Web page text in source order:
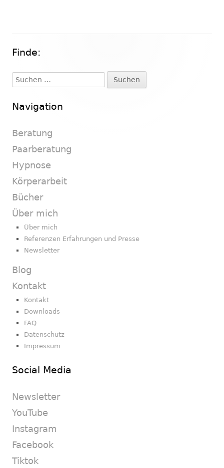
Haupt-
Seitenleiste
Finde:
Suchen
nach:
Navigation
Beratung
Paarberatung
Hypnose
Körperarbeit
Bücher
Über mich
Über mich
Referenzen Erfahrungen und Presse
Newsletter
Blog
Kontakt
Kontakt
Downloads
FAQ
Datenschutz
Impressum
Social Media
Newsletter
YouTube
Instagram
Facebook
Tiktok